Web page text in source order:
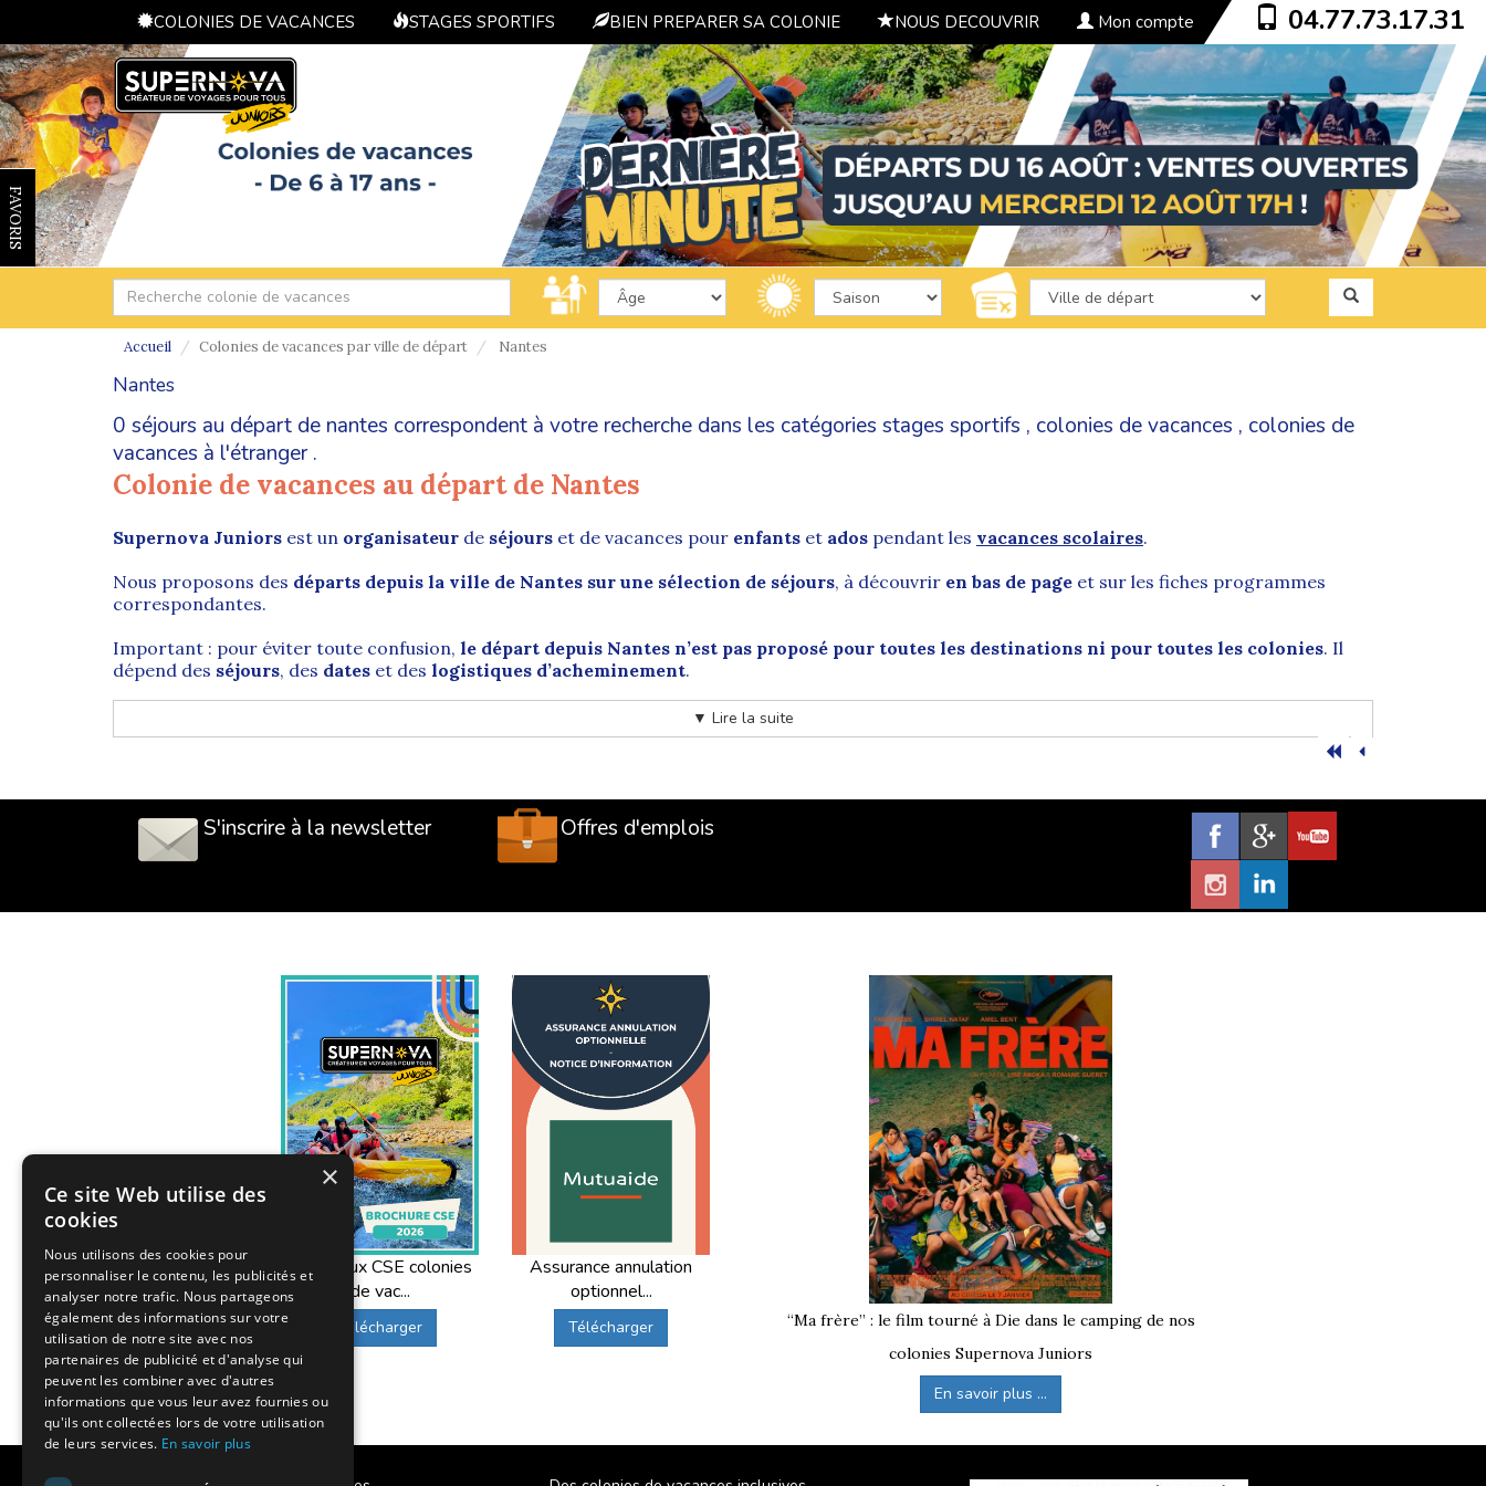
COLONIES DE VACANCES STAGES SPORTIFS BIEN PREPARER SA COLONIE NOUS DECOUVRIR Mon compte 04.77.73.17.31
FAVORIS
Accueil Colonies de vacances par ville de départ Nantes
Nantes
0 séjours au départ de nantes correspondent à votre recherche dans les catégories stages sportifs , colonies de vacances , colonies de
vacances à l'étranger.
Colonie de vacances au départ de Nantes
Supernova Juniors est un organisateur de séjours et de vacances pour enfants et ados pendant les vacances scolaires.
Nous proposons des départs depuis la ville de Nantes sur une sélection de séjours, à découvrir en bas de page et sur les fiches programmes
correspondantes.
Important : pour éviter toute confusion, le départ depuis Nantes n’est pas proposé pour toutes les destinations ni pour toutes les colonies. Il
dépend des séjours, des dates et des logistiques d’acheminement.
Nantes (44) : grande ville de l’Ouest, entre Loire et Atlantique
Laville de Nantesest située dans l’ouest de la France, à environ50 km de l’océan Atlantique. Elle est le chef-lieu dudépartement de la Loire-
Atlantique (44)
et l’une des principales villes de la région Pays de la Loire
Nantes s’étend sur les rives de la
, le plus long fleuve de France, ce qui lui a permis de développer depuis des siècles un rôle stratégique et
économique important. Tournée vers l’océan, elle a longtemps été une ville portuaire majeure, avec des échanges vers l’international.
spectacles urbains deRoyal de Luxe.
Colonies de vacances au départ de Nantes
À chaque période devacances scolaires(été, printemps, Toussaint, hiver), lorsque le départ est proposé,Supernova Juniors
campsetséjours sportifsdepuis la gare SNCF de Nantes
Les départs s’effectuent dans ledépartement de la Loire-Atlantique Pays de la Loire, à la frontière de la
systématiquement accompagnéspar des animateurs formés à l’acheminement, titulaires duBAFAou duBAFD.
Depuis
, de nombreux séjours sont accessibles dans toute la lorsque l’option de départ est disponible
commune deNantes peuvent être soumis à unsupplément
correspondant au prix des billets de train aller-retour et à l’accompagnement par nos
équipes.
Transport entrain, le plus souvent en
Encadrement continu
par les équipes Supernova Juniors
Regroupement possible dans une
Fin du trajet enautocar de tourisme
Lesjolies colonies de vacances
séjours :kayak, VTT, jeux collectifs, activités de plein air, veillées… pour une vraie parenthèse d’évasion.
▼ Lire la suite
S'inscrire à la newsletter Offres d'emplois
Offres aux CSE colonies
de vac...
Télécharger
Assurance annulation
optionnel...
Télécharger
“Ma frère” : le film tourné à Die dans le camping de nos
colonies Supernova Juniors
En savoir plus ...
×
Ce site Web utilise des
cookies
Nous utilisons des cookies pour
personnaliser le contenu, les publicités et
analyser notre trafic. Nous partageons
également des informations sur votre
utilisation de notre site avec nos
partenaires de publicité et d'analyse qui
peuvent les combiner avec d'autres
informations que vous leur avez fournies ou
qu'ils ont collectées lors de votre utilisation
de leurs services. En savoir plus